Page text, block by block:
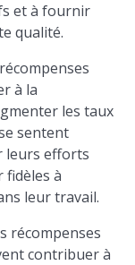
et à fournir
qualité.
à la
les taux
sentent
leurs efforts
fidèles à
leur travail.
récompenses
contribuer à